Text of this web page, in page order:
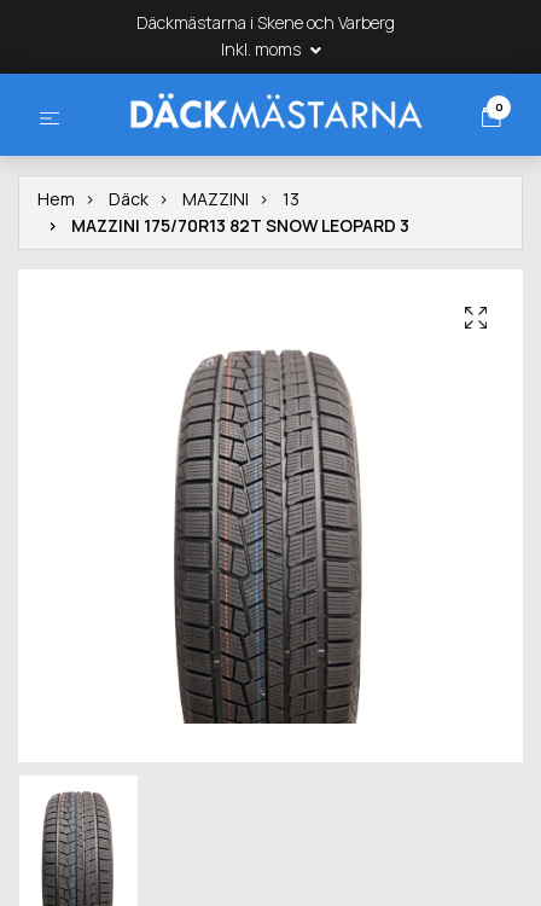
Däckmästarna i Skene och Varberg
Inkl. moms
0
Hem Däck MAZZINI
13
MAZZINI 175/70R13 82T SNOW LEOPARD 3